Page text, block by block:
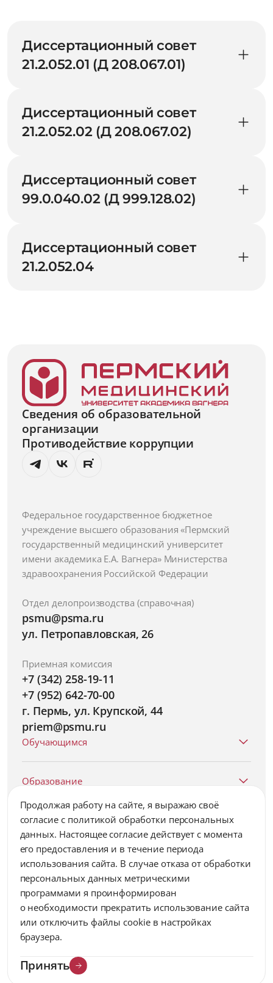
Диссертационный совет
21.2.052.01 (Д 208.067.01)
Диссертационный совет
21.2.052.02 (Д 208.067.02)
Диссертационный совет
99.0.040.02 (Д 999.128.02)
Диссертационный совет
21.2.052.04
Сведения об образовательной
организации
Противодействие коррупции
Федеральное государственное бюджетное
учреждение высшего образования «Пермский
государственный медицинский университет
имени академика Е.А. Вагнера» Министерства
здравоохранения Российской Федерации
Отдел делопроизводства (справочная)
psmu@psma.ru
ул. Петропавловская, 26
Приемная комиссия
+7 (342) 258-19-11
+7 (952) 642-70-00
г. Пермь, ул. Крупской, 44
priem@psmu.ru
Обучающимся
Образование
Университет
Наука
Сотрудникам
Выпускникам
Продолжая работу на сайте, я выражаю своё
согласие c политикой обработки персональных
данных. Настоящее согласие действует с момента
его предоставления и в течение периода
использования сайта. В случае отказа от обработки
персональных данных метрическими
программами я проинформирован
о необходимости прекратить использование сайта
или отключить файлы cookie в настройках
браузера.
Принять